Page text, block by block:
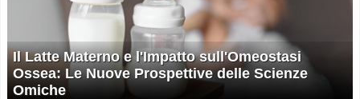
Il Latte Materno e l'Impatto sull'Omeostasi
Ossea: Le Nuove Prospettive delle Scienze
Omiche